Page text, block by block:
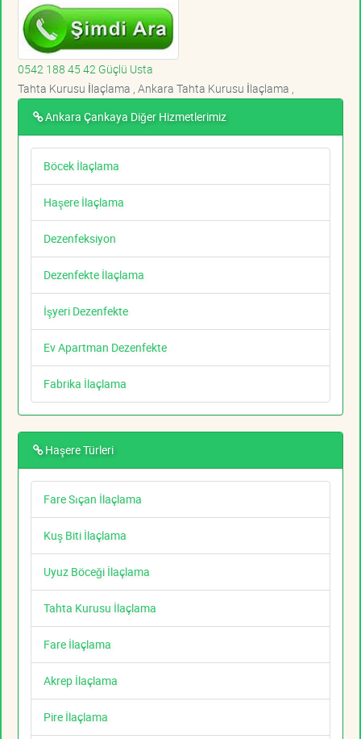
0542 188 45 42 Güçlü Usta
Tahta Kurusu İlaçlama , Ankara Tahta Kurusu İlaçlama ,
Ankara Çankaya Diğer Hizmetlerimiz
Böcek İlaçlama
Haşere İlaçlama
Dezenfeksiyon
Dezenfekte İlaçlama
İşyeri Dezenfekte
Ev Apartman Dezenfekte
Fabrika İlaçlama
Haşere Türleri
Fare Sıçan İlaçlama
Kuş Biti İlaçlama
Uyuz Böceği İlaçlama
Tahta Kurusu İlaçlama
Fare İlaçlama
Akrep İlaçlama
Pire İlaçlama